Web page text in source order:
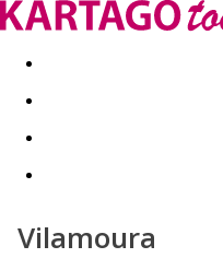
Kapcsolat Nyár 2026
Vilamoura